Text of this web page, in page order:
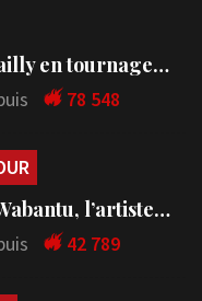
en tournage…
78 548
l’artiste…
42 789